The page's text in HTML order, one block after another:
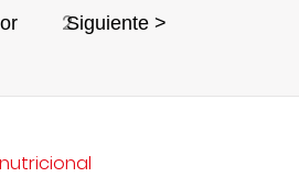
2Siguiente >